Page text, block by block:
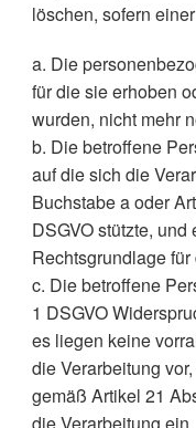
löschen, sofern
a. Die
für die sie erhoben
wurden, nicht mehr
b. Die betroffene
auf die sich die
Buchstabe a oder
DSGVO stützte,
Rechtsgrundlage
c. Die betroffene
1 DSGVO
es liegen keine
die Verarbeitung
gemäß Artikel 21